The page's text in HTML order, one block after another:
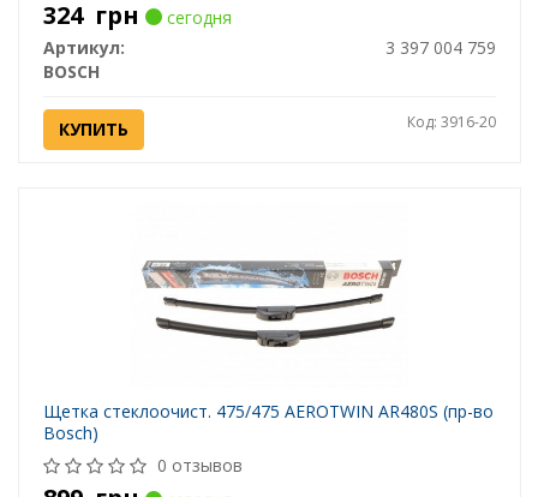
324 грн
сегодня
Артикул:
3 397 004 759
BOSCH
КУПИТЬ Код: 3916-20
Щетка стеклоочист. 475/475 AEROTWIN AR480S (пр-во
Bosch)
0 отзывов